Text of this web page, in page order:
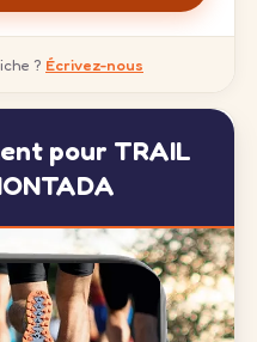
? Écrivez-nous
pour TRAIL